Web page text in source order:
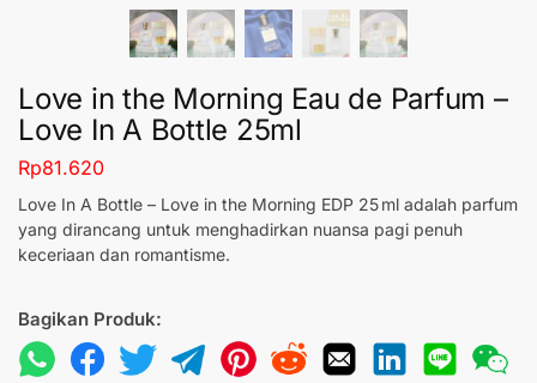
Love in the Morning Eau de Parfum –
Love In A Bottle 25ml
Rp81.620
Love In A Bottle – Love in the Morning EDP 25 ml adalah parfum
yang dirancang untuk menghadirkan nuansa pagi penuh
keceriaan dan romantisme.
Bagikan Produk: